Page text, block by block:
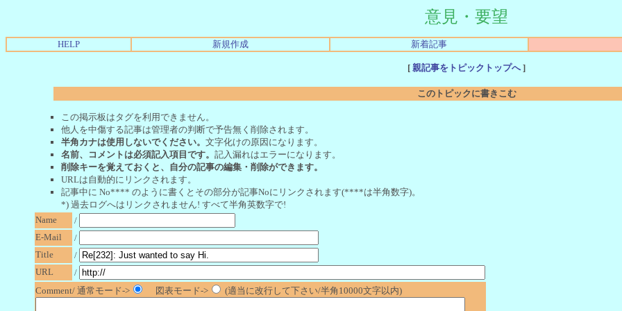
意見・要望
HELP 新規作成 新着記事
[ 親記事をトピックトップへ]
このトピックに書きこむ
この掲示板はタグを利用できません。
他人を中傷する記事は管理者の判断で予告無く削除されます。
半角カナは使用しないでください。 文字化けの原因になります。
名前、コメントは必須記入項目です。 記入漏れはエラーになります。
削除キーを覚えておくと、自分の記事の編集・削除ができます。
URLは自動的にリンクされます。
記事中に No**** のように書くとその部分が記事Noにリンクされます(****は半角数字)。
*) 過去ログへはリンクされません! すべて半角英数字で!
Name
/
E-Mail
/
Title
/
URL
/
Comment/ 通常モード->
図表モード-> (適当に改行して下さい/半角10000文字以内)